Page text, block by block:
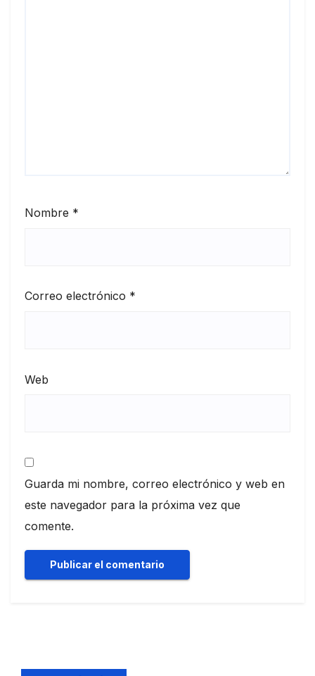
Nombre *
Correo electrónico *
Web
Guarda mi nombre, correo electrónico y web en
este navegador para la próxima vez que
comente.